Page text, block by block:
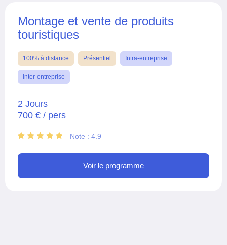
Montage et vente de produits
touristiques
100% à distance Présentiel Intra-entreprise
Inter-entreprise
2 Jours
700 € / pers
Note : 4.9
Voir le programme